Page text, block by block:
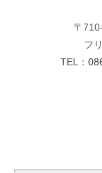
〒
フ
TEL：